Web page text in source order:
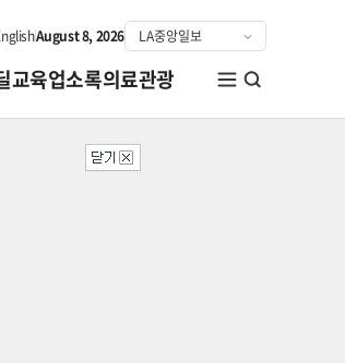
August 8, 2026
교육업소록의료관광